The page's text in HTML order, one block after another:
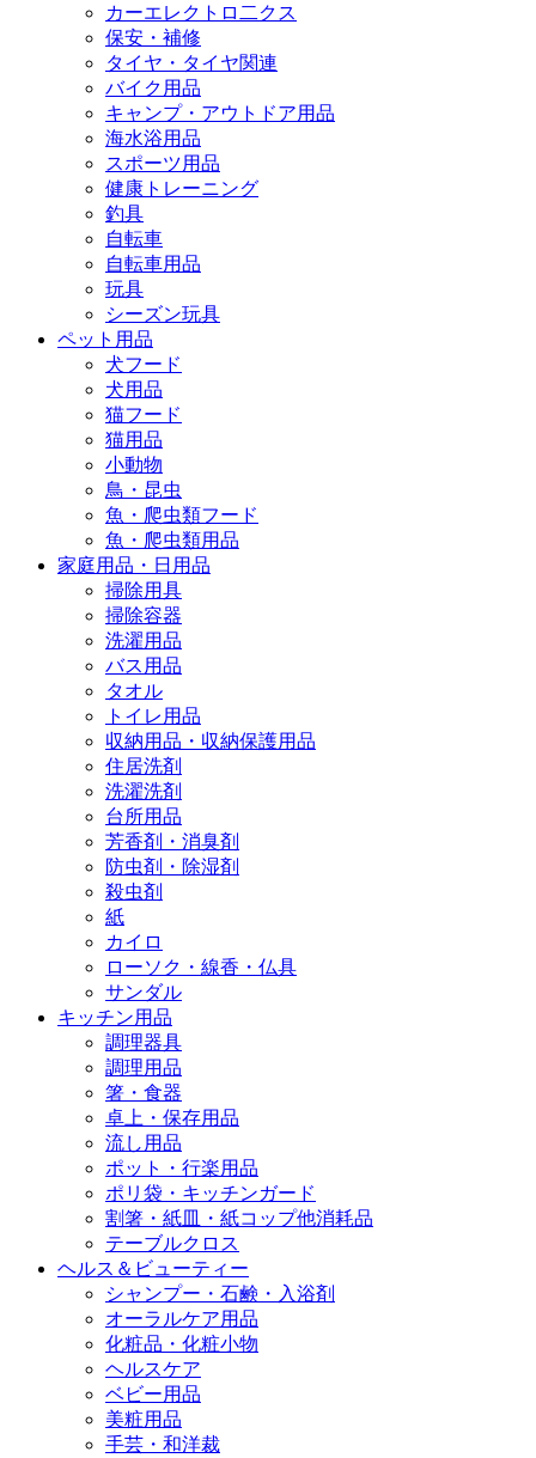
カーエレクトロ二クス
保安・補修
タイヤ・タイヤ関連
バイク用品
キャンプ・アウトドア用品
海水浴用品
スポーツ用品
健康トレーニング
釣具
自転車
自転車用品
玩具
シーズン玩具
ペット用品
犬フード
犬用品
猫フード
猫用品
小動物
鳥・昆虫
魚・爬虫類フード
魚・爬虫類用品
家庭用品・日用品
掃除用具
掃除容器
洗濯用品
バス用品
タオル
トイレ用品
収納用品・収納保護用品
住居洗剤
洗濯洗剤
台所用品
芳香剤・消臭剤
防虫剤・除湿剤
殺虫剤
紙
カイロ
ローソク・線香・仏具
サンダル
キッチン用品
調理器具
調理用品
箸・食器
卓上・保存用品
流し用品
ポット・行楽用品
ポリ袋・キッチンガード
割箸・紙皿・紙コップ他消耗品
テーブルクロス
ヘルス＆ビューティー
シャンプー・石鹸・入浴剤
オーラルケア用品
化粧品・化粧小物
ヘルスケア
ベビー用品
美粧用品
手芸・和洋裁